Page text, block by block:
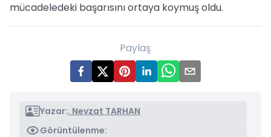
mücadeledeki başarısını ortaya koymuş oldu.
Paylaş
Yazar:. Nevzat TARHAN
Görüntülenme: